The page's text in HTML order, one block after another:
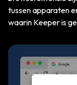
tussen apparaten
waarin Keeper is